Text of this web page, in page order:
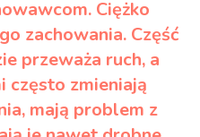
Ciężko
zachowania. Część
przeważa ruch, a
często zmieniają
mają problem z